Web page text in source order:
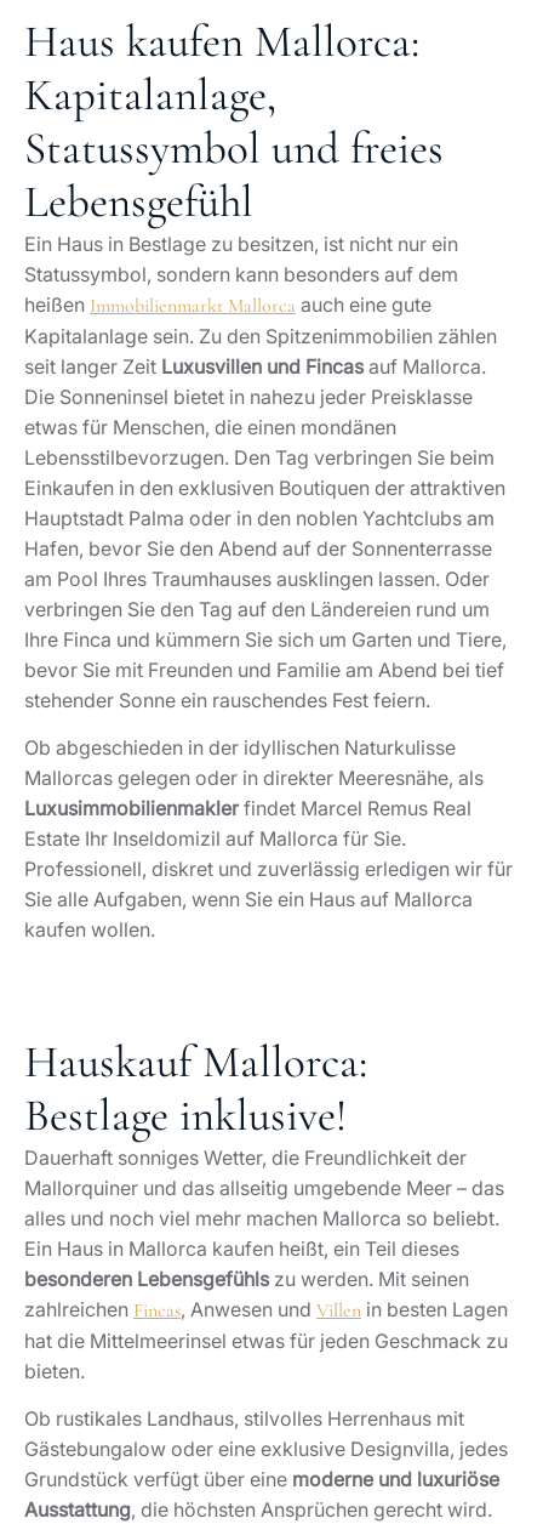
Haus kaufen Mallorca:
Kapitalanlage,
Statussymbol und freies
Lebensgefühl
Ein Haus in Bestlage zu besitzen, ist nicht nur ein
Statussymbol, sondern kann besonders auf dem
heißen Immobilienmarkt Mallorca auch eine gute
Kapitalanlage sein. Zu den Spitzenimmobilien zählen
seit langer Zeit Luxusvillen und Fincasauf Mallorca.
Die Sonneninsel bietet in nahezu jeder Preisklasse
etwas für Menschen, die einen mondänen
Lebensstilbevorzugen. Den Tag verbringen Sie beim
Einkaufen in den exklusiven Boutiquen der attraktiven
Hauptstadt Palma oder in den noblen Yachtclubs am
Hafen, bevor Sie den Abend auf der Sonnenterrasse
am Pool Ihres Traumhauses ausklingen lassen. Oder
verbringen Sie den Tag auf den Ländereien rund um
Ihre Finca und kümmern Sie sich um Garten und Tiere,
bevor Sie mit Freunden und Familie am Abend bei tief
stehender Sonne ein rauschendes Fest feiern.
Ob abgeschieden in der idyllischen Naturkulisse
Mallorcas gelegen oder in direkter Meeresnähe, als
Luxusimmobilienmaklerfindet Marcel Remus Real
Estate Ihr Inseldomizil auf Mallorca für Sie.
Professionell, diskret und zuverlässig erledigen wir für
Sie alle Aufgaben, wenn Sie ein Haus auf Mallorca
kaufen wollen.
Hauskauf Mallorca:
Bestlage inklusive!
Dauerhaft sonniges Wetter, die Freundlichkeit der
Mallorquiner und das allseitig umgebende Meer – das
alles und noch viel mehr machen Mallorca so beliebt.
Ein Haus in Mallorca kaufen heißt, ein Teil dieses
besonderen Lebensgefühlszu werden. Mit seinen
zahlreichen Fincas, Anwesen und Villen in besten Lagen
hat die Mittelmeerinsel etwas für jeden Geschmack zu
bieten.
Ob rustikales Landhaus, stilvolles Herrenhaus mit
Gästebungalow oder eine exklusive Designvilla, jedes
Grundstück verfügt über eine moderne und luxuriöse
Ausstattung, die höchsten Ansprüchen gerecht wird.